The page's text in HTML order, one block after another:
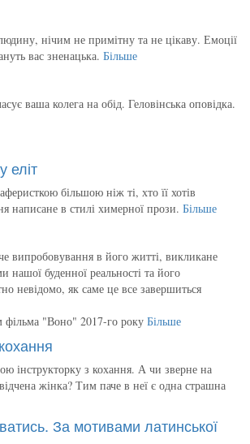
нічим не примітну та не цікаву. Емоції
вас зненацька. Більше
ваша колега на обід. Геловінська оповідка.
еліт
більшою ніж ті, хто її хотів
написане в стилі химерної прози. Більше
випробовування в його житті, викликане
нашої буденної реальності та його
невідомо, як саме це все завершиться
фільма "Воно" 2017-го року Більше
інструкторку з кохання. А чи зверне на
жінка? Тим паче в неї є одна страшна
За мотивами латинської